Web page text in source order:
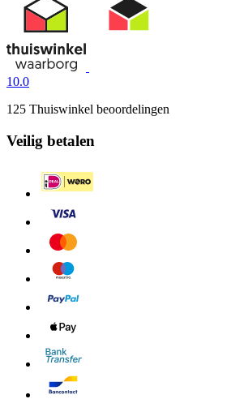
10.0
125 Thuiswinkel beoordelingen
Veilig betalen